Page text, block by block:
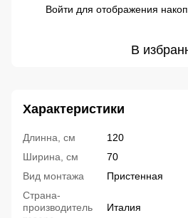
Войти для отображения
В
Характеристики
Длинна, см
120
Ширина, см
70
Вид монтажа
Пристенная
Страна-
производитель
Италия